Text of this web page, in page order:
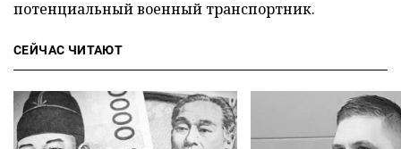
потенциальный военный транспортник.
СЕЙЧАС ЧИТАЮТ